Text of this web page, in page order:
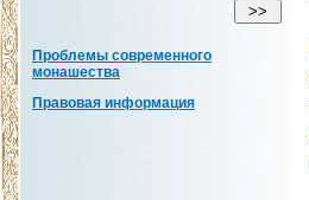
Проблемы современного
монашества
Правовая информация